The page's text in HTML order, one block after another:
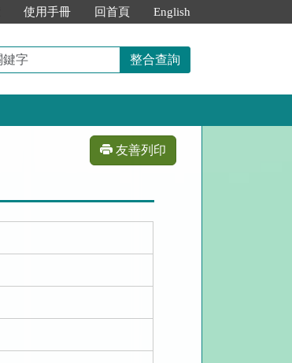
使用手冊 回首頁 English
整合查詢
友善列印